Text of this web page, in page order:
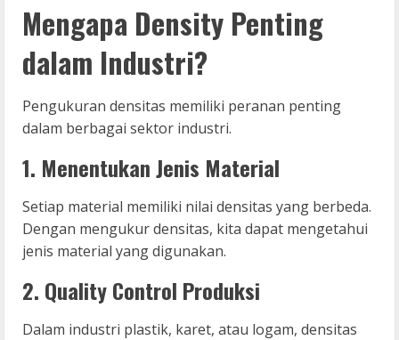
Mengapa Density Penting
dalam Industri?
Pengukuran densitas memiliki peranan penting
dalam berbagai sektor industri.
1. Menentukan Jenis Material
Setiap material memiliki nilai densitas yang berbeda.
Dengan mengukur densitas, kita dapat mengetahui
jenis material yang digunakan.
2. Quality Control Produksi
Dalam industri plastik, karet, atau logam, densitas